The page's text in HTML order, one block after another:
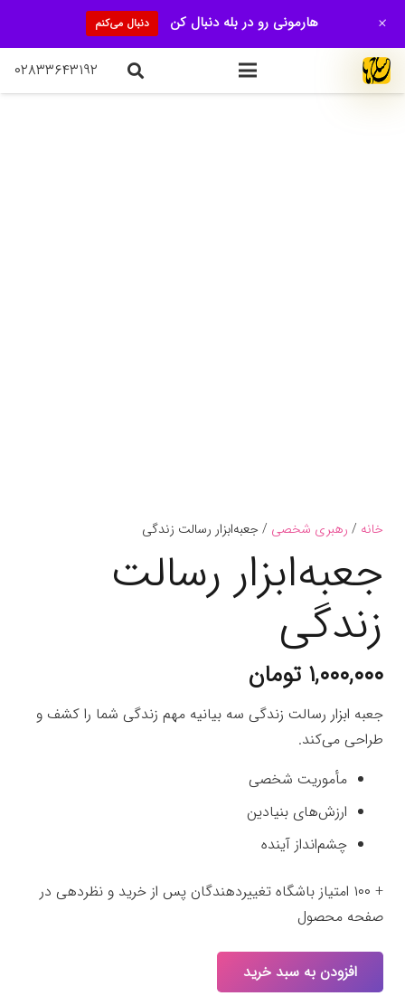
۰۲۸۳۳۶۴۳۱۹۲
خانه / رهبری شخصی / جعبه‌ابزار رسالت زندگی
جعبه‌ابزار رسالت
زندگی
۱,۰۰۰,۰۰۰ تومان
جعبه ابزار رسالت زندگی سه بیانیه مهم زندگی شما را کشف و
طراحی می‌کند.
مأموریت شخصی
ارزش‌های بنیادین
چشم‌انداز آینده
+ ۱۰۰ امتیاز باشگاه تغییردهندگان پس از خرید و نظردهی در
صفحه محصول
جعبه‌ابزارافزودن به سبد خرید
هارمونی رو در بله دنبال کن دنبال می‌کنم +